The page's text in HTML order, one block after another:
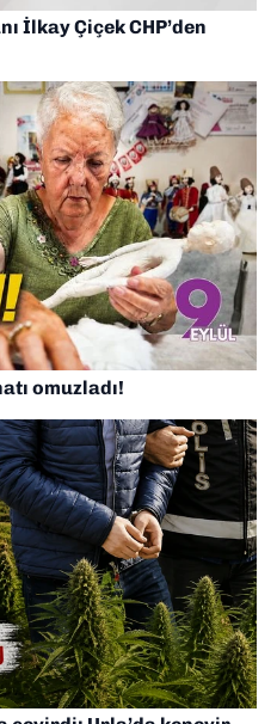
İlkay Çiçek CHP’den
omuzladı!